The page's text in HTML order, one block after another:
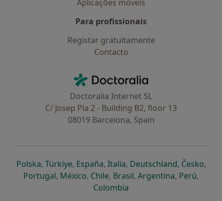
Aplicações móveis
Para profissionais
Registar gratuitamente
Contacto
Doctoralia - Homepage
Doctoralia Internet SL
C/ Josep Pla 2 - Building B2, floor 13
08019 Barcelona, Spain
Polskaabre num novo separador
, Türkiyeabre num novo separador
, Españaabre num novo separador
, Italiaabre num novo
, Deutschlandabre num
, Česko,
Portugalabre num novo separador
, Méxicoabre num novo separador
, Chileabre num novo separador
, Brasilabre num novo
, Argentinaabre num
, Perúabre
,
Colombia